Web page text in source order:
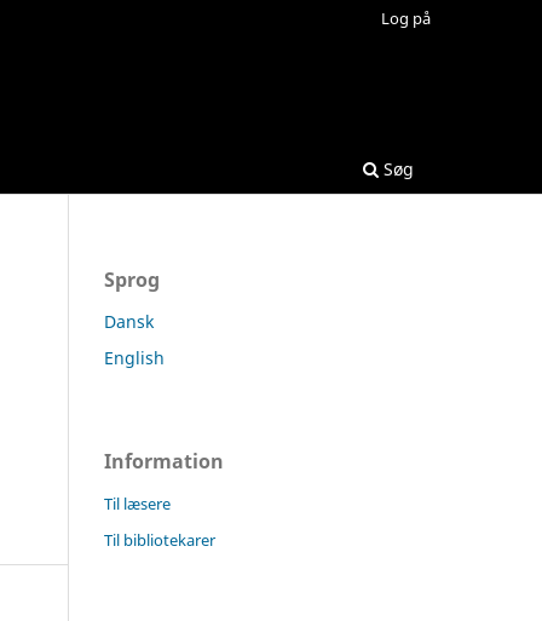
Søg
Log på
Sprog
Dansk
English
Information
Til læsere
Til bibliotekarer